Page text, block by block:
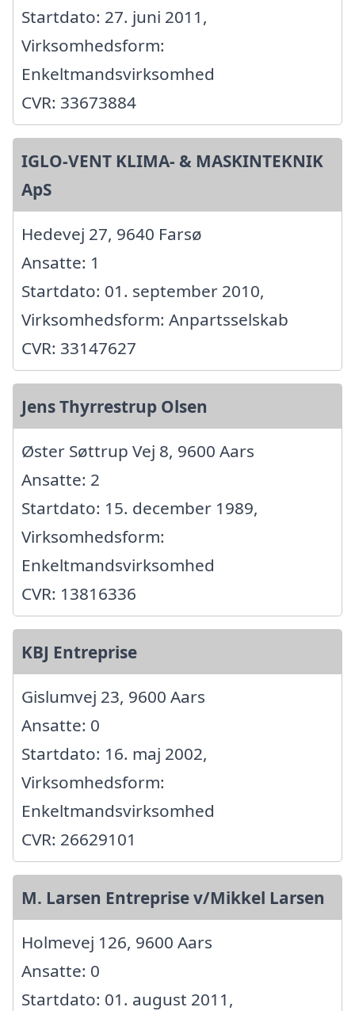
Startdato: 27. juni 2011,
Virksomhedsform:
Enkeltmandsvirksomhed
CVR: 33673884
IGLO-VENT KLIMA- & MASKINTEKNIK
ApS
Hedevej 27, 9640 Farsø
Ansatte: 1
Startdato: 01. september 2010,
Virksomhedsform: Anpartsselskab
CVR: 33147627
Jens Thyrrestrup Olsen
Øster Søttrup Vej 8, 9600 Aars
Ansatte: 2
Startdato: 15. december 1989,
Virksomhedsform:
Enkeltmandsvirksomhed
CVR: 13816336
KBJ Entreprise
Gislumvej 23, 9600 Aars
Ansatte: 0
Startdato: 16. maj 2002,
Virksomhedsform:
Enkeltmandsvirksomhed
CVR: 26629101
M. Larsen Entreprise v/Mikkel Larsen
Holmevej 126, 9600 Aars
Ansatte: 0
Startdato: 01. august 2011,